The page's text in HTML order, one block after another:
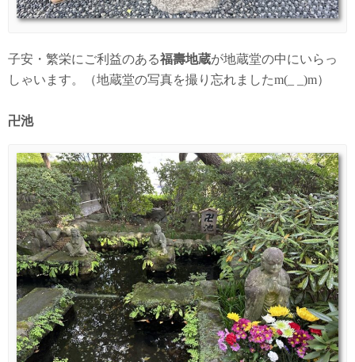
子安・繁栄にご利益のある福壽地蔵が地蔵堂の中にいらっ
しゃいます。（地蔵堂の写真を撮り忘れましたm(_ _)m）
卍池